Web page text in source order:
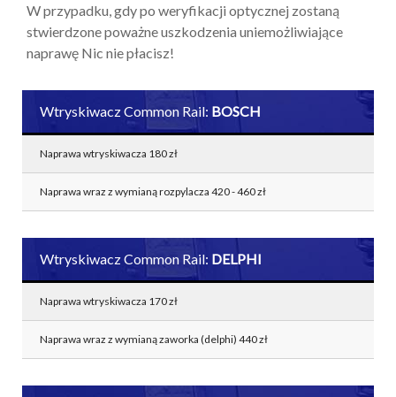
W przypadku, gdy po weryfikacji optycznej zostaną
stwierdzone poważne uszkodzenia uniemożliwiające
naprawę Nic nie płacisz!
Wtryskiwacz Common Rail: BOSCH
Naprawa wtryskiwacza 180 zł
Naprawa wraz z wymianą rozpylacza 420 - 460 zł
Wtryskiwacz Common Rail: DELPHI
Naprawa wtryskiwacza 170 zł
Naprawa wraz z wymianą zaworka (delphi) 440 zł